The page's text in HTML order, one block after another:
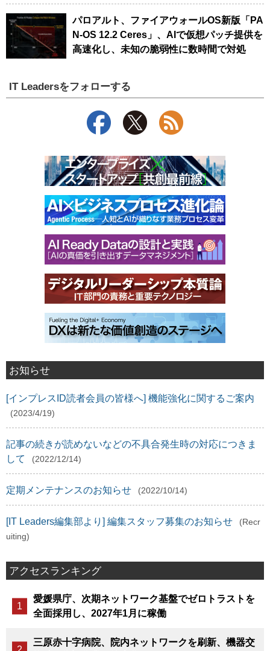
パロアルト、ファイアウォールOS新版「PA
N-OS 12.2 Ceres」、AIで仮想パッチ提供を
高速化し、未知の脆弱性に数時間で対処
IT Leadersをフォローする
お知らせ
[インプレスID読者会員の皆様へ] 機能強化に関するご案内
(2023/4/19)
記事の続きが読めないなどの不具合発生時の対応につきま
して
(2022/12/14)
定期メンテナンスのお知らせ (2022/10/14)
[IT Leaders編集部より] 編集スタッフ募集のお知らせ
(Recr
uiting)
アクセスランキング
愛媛県庁、次期ネットワーク基盤でゼロトラストを
全面採用し、2027年1月に稼働
三原赤十字病院、院内ネットワークを刷新、機器交